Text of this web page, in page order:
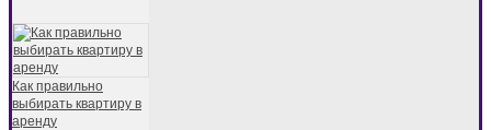
Как правильно
выбирать квартиру в
аренду